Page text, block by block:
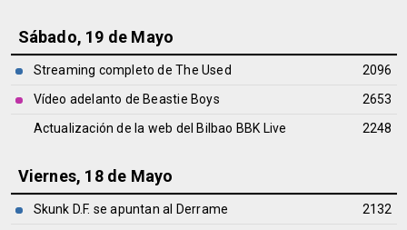
Sábado, 19 de Mayo
Streaming completo de The Used
2096
Vídeo adelanto de Beastie Boys
2653
Actualización de la web del Bilbao BBK Live
2248
Viernes, 18 de Mayo
Skunk D.F. se apuntan al Derrame
2132